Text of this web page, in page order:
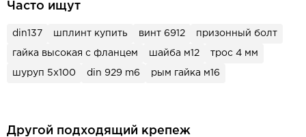
Часто ищут
din137 шплинт купить винт 6912 призонный болт
гайка высокая с фланцем шайба м12 трос 4 мм
шуруп 5х100 din 929 m6 рым гайка м16
Другой подходящий крепеж